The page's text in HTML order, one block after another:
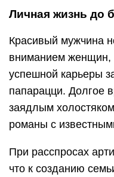
Личная жизнь до
Красивый мужчина
вниманием женщин,
успешной карьеры
папарацци. Долгое
заядлым
романы с
При расспросах
что к созданию